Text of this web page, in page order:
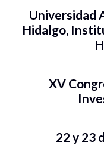
Universidad
Hidalgo,
XV
22 y 23